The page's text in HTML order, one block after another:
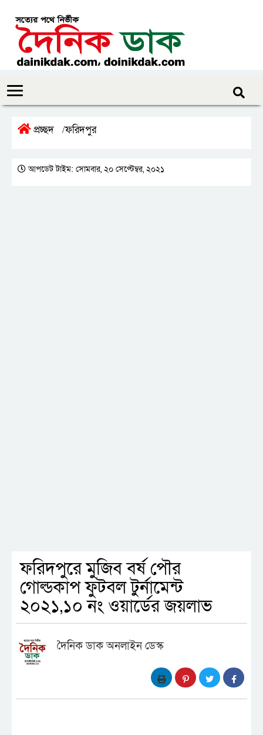
প্রচ্ছদ /ফরিদপুর
আপডেট টাইম: সোমবার, ২০ সেপ্টেম্বর, ২০২১
ফরিদপুরে মুজিব বর্ষ পৌর
গোল্ডকাপ ফুটবল টুর্নামেন্ট
২০২১,১০ নং ওয়ার্ডের জয়লাভ
দৈনিক ডাক অনলাইন ডেস্ক